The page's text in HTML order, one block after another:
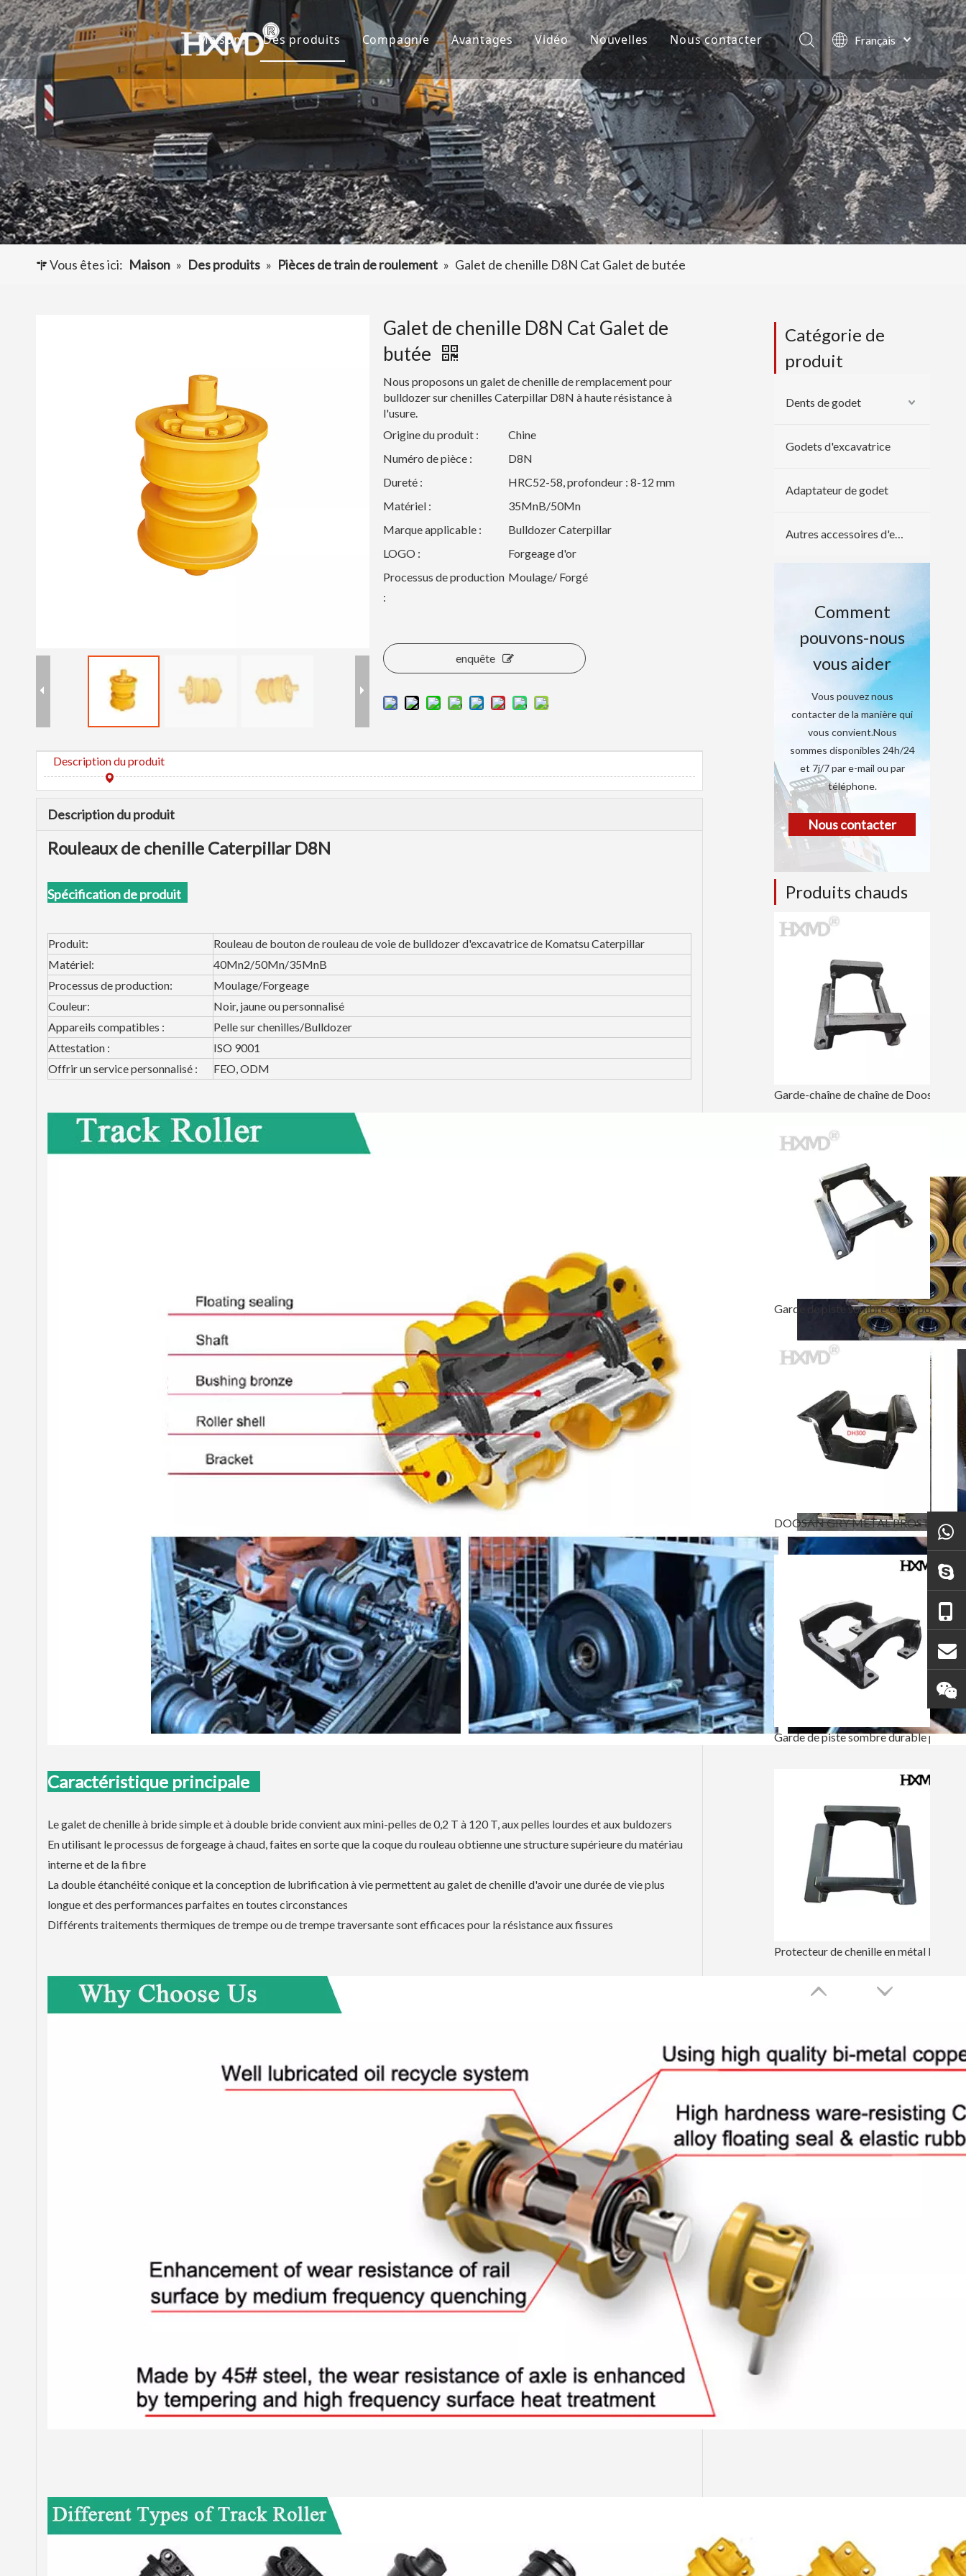
Maison Des produits
Dents de godet
Godet d'excavatrice
Adaptateur de dents de godet
Autres accessoires d'excavatrice
Compagnie
À propos de nous
Culture
FAQ
Avantages
R&D
Production
Service
Vidéo Nouvelles
Nouvelles de la société
Projets
Nous contacter
Français
English
العربية
Pусский
Español
Português
Vous êtes ici: Maison » Des produits » Pièces de train de roulement » Galet de chenille D8N Cat Galet de butée
Galet de chenille D8N Cat Galet de
butée
Nous proposons un galet de chenille de remplacement pour
bulldozer sur chenilles Caterpillar D8N à haute résistance à
l'usure.
Origine du produit :
Chine
Numéro de pièce :
D8N
Dureté :
HRC52-58, profondeur : 8-12 mm
Matériel :
35MnB/50Mn
Marque applicable :
Bulldozer Caterpillar
LOGO :
Forgeage d'or
Processus de production
:
Moulage/ Forgé
enquête
Description du produit
Description du produit
Rouleaux de chenille Caterpillar D8N
Spécification de produit
Produit:
Rouleau de bouton de rouleau de voie de bulldozer d'excavatrice de Komatsu Caterpillar
Matériel:
40Mn2/50Mn/35MnB
Processus de production:
Moulage/Forgeage
Couleur:
Noir, jaune ou personnalisé
Appareils compatibles :
Pelle sur chenilles/Bulldozer
Attestation :
ISO 9001
Offrir un service personnalisé :
FEO, ODM
Caractéristique principale
Le galet de chenille à bride simple et à double bride convient aux mini-pelles de 0,2 T à 120 T, aux pelles lourdes et aux buldozers
En utilisant le processus de forgeage à chaud, faites en sorte que la coque du rouleau obtienne une structure supérieure du matériau
interne et de la fibre
La double étanchéité conique et la conception de lubrification à vie permettent au galet de chenille d'avoir une durée de vie plus
longue et des performances parfaites en toutes circonstances
Différents traitements thermiques de trempe ou de trempe traversante sont efficaces pour la résistance aux fissures
Catégorie de
produit
Dents de godet
Godets d'excavatrice
Adaptateur de godet
Autres accessoires d'excavatrice
Comment
pouvons-nous
vous aider
Vous pouvez nous
contacter de la manière qui
vous convient.Nous
sommes disponibles 24h/24
et 7j/7 par e-mail ou par
téléphone.
Nous contacter
Produits chauds
Garde de piste sombre OEM pour pièces de chenille DH820
DOOSAN GRY METAL PROSTY GURD POUR LES PIÈCES DE CRARTIAGE DH300
Garde de piste sombre durable pour excavatrice E320